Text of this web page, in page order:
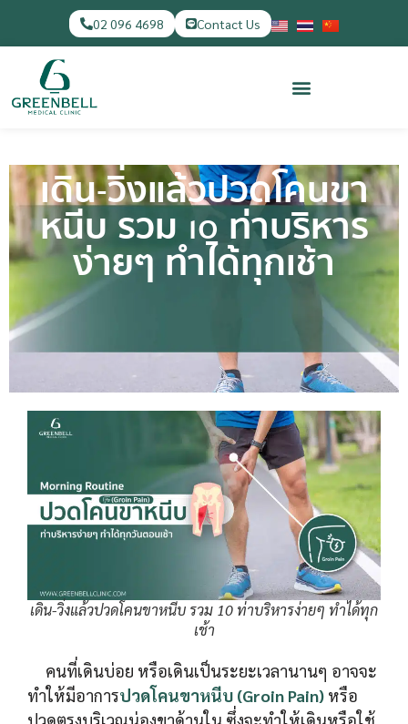
02 096 4698 Contact Us
เดิน-วิ่งแล้วปวดโคนขา
หนีบ รวม 10 ท่าบริหาร
ง่ายๆ ทำได้ทุกเช้า
เดิน-วิ่งแล้วปวดโคนขาหนีบ รวม 10 ท่าบริหารง่ายๆ ทำได้ทุก
เช้า
คนที่เดินบ่อย หรือเดินเป็นระยะเวลานานๆ อาจจะ
ทำให้มีอาการปวดโคนขาหนีบ (Groin Pain) หรือ